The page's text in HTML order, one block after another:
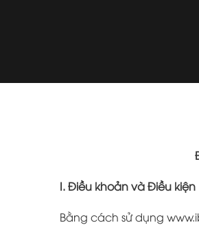
I. Điều khoản và Điều kiện
Bằng cách sử dụng